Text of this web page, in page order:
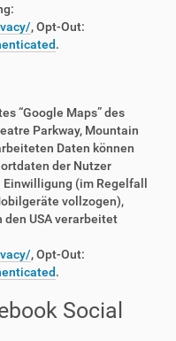
, Opt-Out:
.
“Google Maps” des
Parkway, Mountain
Daten können
der Nutzer
(im Regelfall
vollzogen),
den USA verarbeitet
, Opt-Out:
.
Social